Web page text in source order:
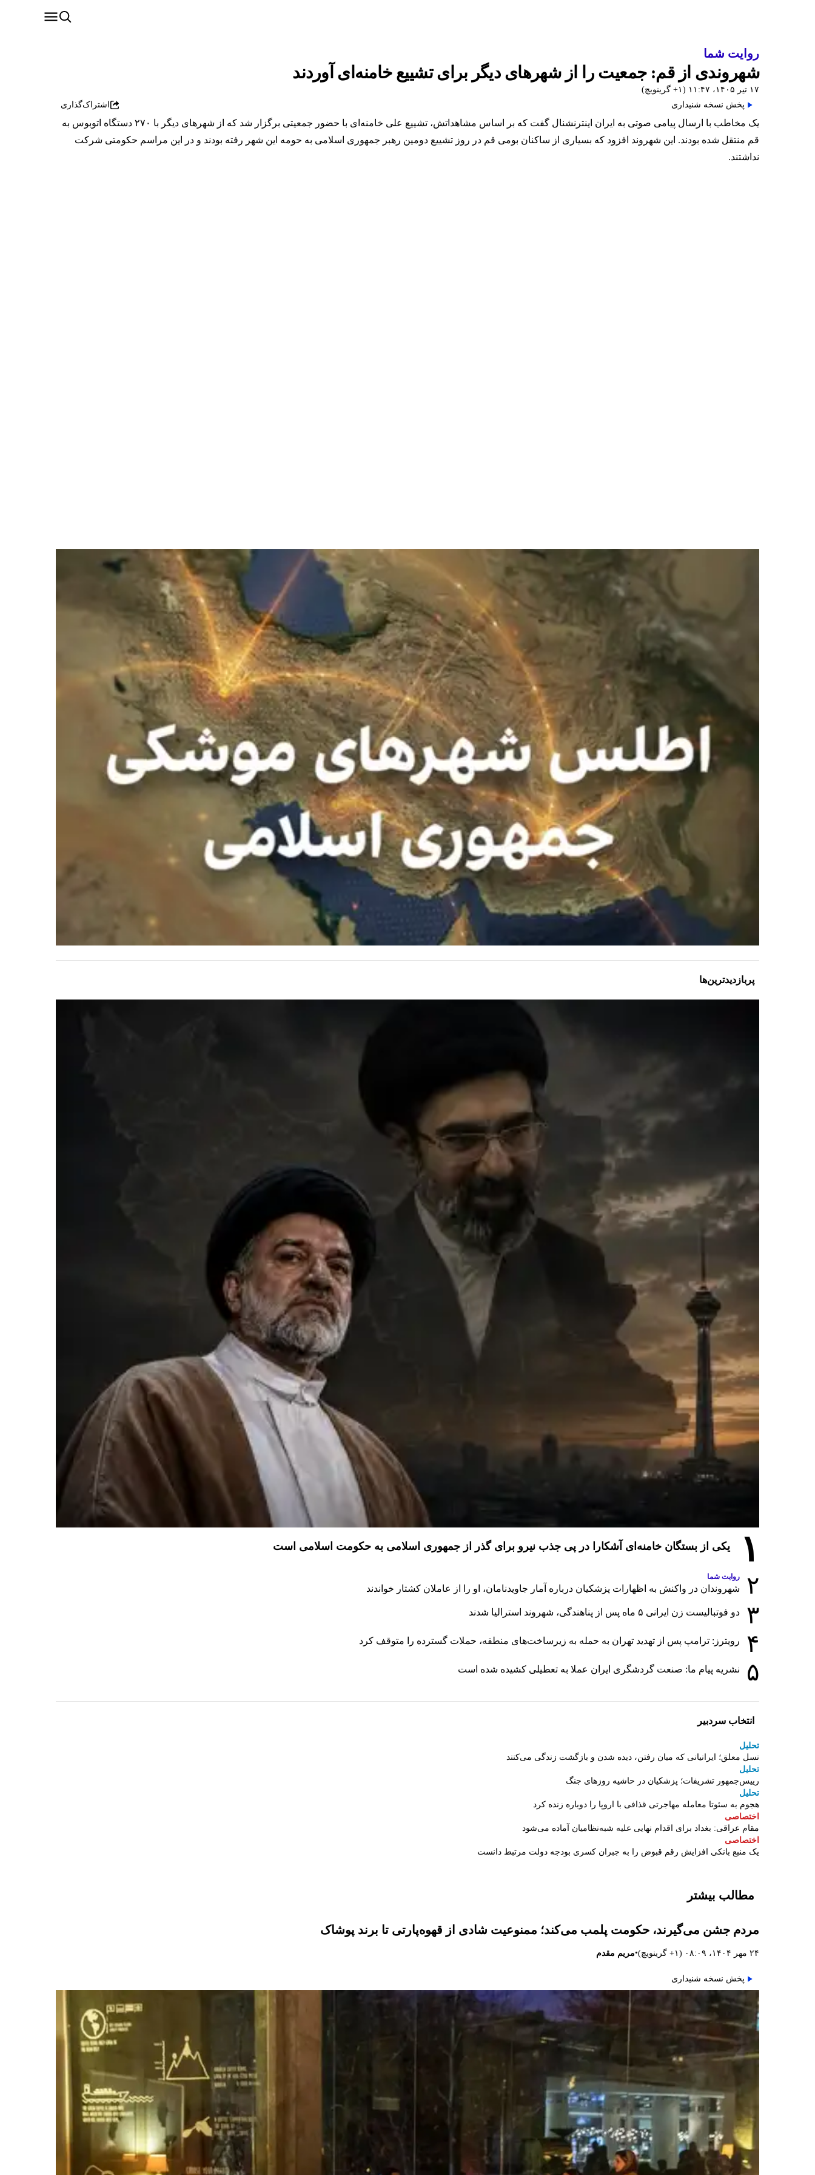
روایت شما
شهروندی از قم: جمعیت را از شهرهای دیگر برای تشییع خامنه‌ای آوردند
۱۷ تیر ۱۴۰۵، ۱۱:۴۷ (‎+۱ گرینویچ)
پخش نسخه شنیداری
اشتراک‌گذاری
یک مخاطب با ارسال پیامی صوتی به ایران اینترنشنال گفت که بر اساس مشاهداتش، تشییع علی خامنه‌ای با حضور جمعیتی برگزار شد که از شهرهای دیگر با ۲۷۰ دستگاه اتوبوس به
قم منتقل شده بودند. این شهروند افزود که بسیاری از ساکنان بومی قم در روز تشییع دومین رهبر جمهوری اسلامی به حومه این شهر رفته بودند و در این مراسم حکومتی شرکت
نداشتند.
پربازدیدترین‌ها
۱ یکی از بستگان خامنه‌ای آشکارا در پی جذب نیرو برای گذر از جمهوری اسلامی به حکومت اسلامی است
۲ روایت شما
شهروندان در واکنش به اظهارات پزشکیان درباره آمار جاویدنامان، او را از عاملان کشتار خواندند
۳ دو فوتبالیست زن ایرانی ۵ ماه پس از پناهندگی، شهروند استرالیا شدند
۴ رویترز: ترامپ پس از تهدید تهران به حمله به زیرساخت‌های منطقه، حملات گسترده را متوقف کرد
۵ نشریه پیام ما: صنعت گردشگری ایران عملا به تعطیلی کشیده شده است
انتخاب سردبیر
تحلیل
نسل معلق؛ ایرانیانی که میان رفتن، دیده شدن و بازگشت زندگی می‌کنند
تحلیل
رییس‌جمهور تشریفات؛ پزشکیان در حاشیه روزهای جنگ
تحلیل
هجوم به سئوتا معامله مهاجرتی قذافی با اروپا را دوباره زنده کرد
اختصاصی
مقام عراقی: بغداد برای اقدام نهایی علیه شبه‌نظامیان آماده می‌شود
اختصاصی
یک منبع بانکی افزایش رقم قبوض را به جبران کسری بودجه دولت مرتبط دانست
مطالب بیشتر
مردم جشن می‌گیرند، حکومت پلمب می‌کند؛ ممنوعیت شادی از قهوه‌پارتی تا برند پوشاک
۲۴ مهر ۱۴۰۴، ۰۸:۰۹ (‎+۱ گرینویچ) •مریم مقدم
پخش نسخه شنیداری